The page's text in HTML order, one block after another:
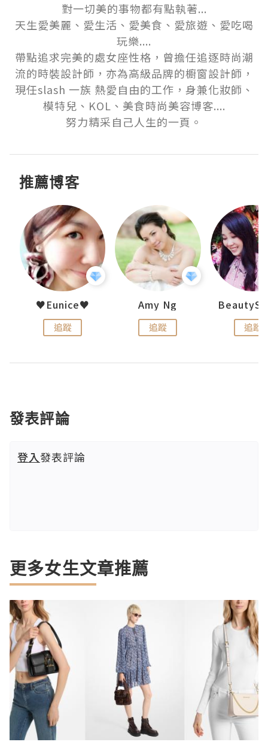
對一切美的事物都有點執著...
天生愛美麗、愛生活、愛美食、愛旅遊、愛吃喝
玩樂....
帶點追求完美的處女座性格，曾擔任追逐時尚潮
流的時裝設計師，亦為高級品牌的櫥窗設計師，
現任slash 一族 熱愛自由的工作，身兼化妝師、
模特兒、KOL、美食時尚美容博客....
努力精采自己人生的一頁。
推薦博客
♥Eunice♥
追蹤
Amy Ng
追蹤 追蹤
發表評論
登入發表評論
更多女生文章推薦